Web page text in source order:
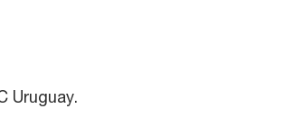
Uruguay.